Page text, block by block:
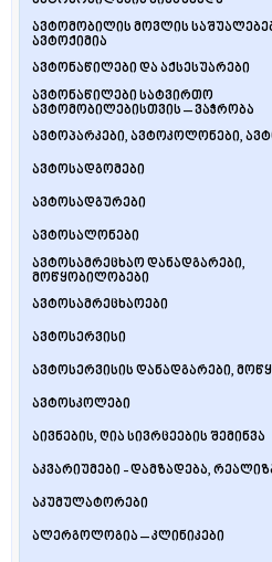
ავტომობილის მოვლის
ავტოქიმია
ავტონაწილები და აქსესუარები
ავტონაწილები სატვირთო
ავტომობილებისთვის – ვაჭრობა
ავტოპარკები, ავტოკოლონები,
ავტოსადგომები
ავტოსადგურები
ავტოსალონები
ავტოსამრეცხაო დანადგარები,
მოწყობილობები
ავტოსამრეცხაოები
ავტოსერვისი
ავტოსერვისის დანადგარები,
ავტოსკოლები
აივნების, ღია სივრცეების შემინვა
აკვარიუმები - დამზადება,
აკუმულატორები
ალერგოლოგია – კლინიკები